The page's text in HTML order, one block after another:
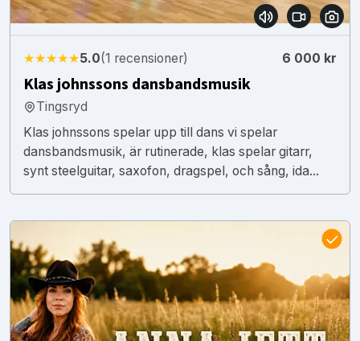
★★★★★5.0(1 recensioner) 6 000 kr
Klas johnssons dansbandsmusik
Tingsryd
Klas johnssons spelar upp till dans vi spelar
dansbandsmusik, är rutinerade, klas spelar gitarr,
synt steelguitar, saxofon, dragspel, och sång, ida...